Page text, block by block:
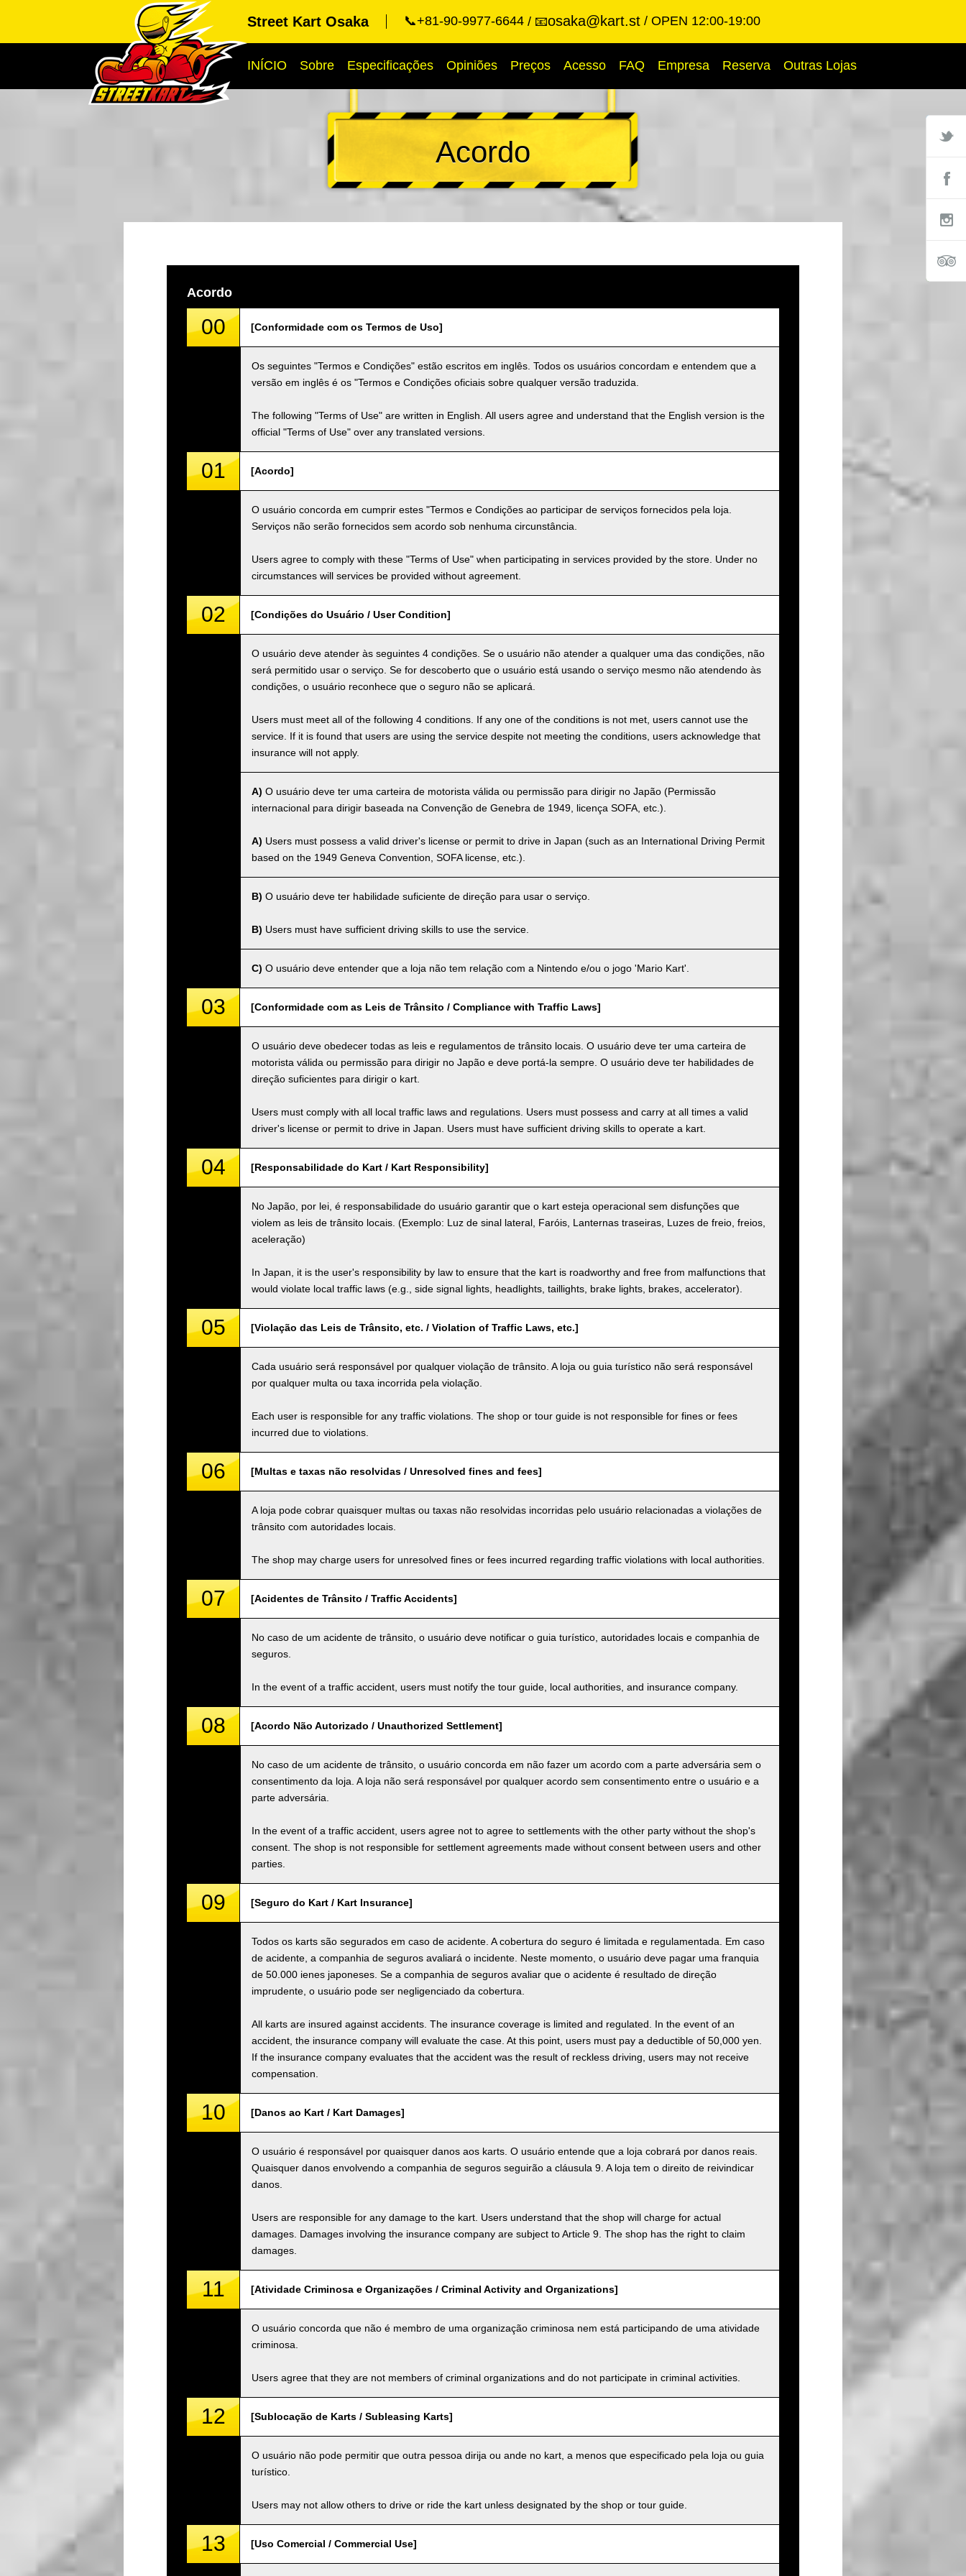
Street Kart Osaka 📞+81-90-9977-6644 📧osaka@kart.st OPEN 12:00-19:00
INÍCIO Sobre Especificações Opiniões Preços Acesso FAQ Empresa Reserva Outras Lojas
Acordo
Acordo
00 [Conformidade com os Termos de Uso]
Os seguintes "Termos e Condições" estão escritos em inglês. Todos os usuários concordam e entendem que a
versão em inglês é os "Termos e Condições oficiais sobre qualquer versão traduzida.
The following "Terms of Use" are written in English. All users agree and understand that the English version is the
official "Terms of Use" over any translated versions.
01 [Acordo]
O usuário concorda em cumprir estes "Termos e Condições ao participar de serviços fornecidos pela loja.
Serviços não serão fornecidos sem acordo sob nenhuma circunstância.
Users agree to comply with these "Terms of Use" when participating in services provided by the store. Under no
circumstances will services be provided without agreement.
02 [Condições do Usuário / User Condition]
O usuário deve atender às seguintes 4 condições. Se o usuário não atender a qualquer uma das condições, não
será permitido usar o serviço. Se for descoberto que o usuário está usando o serviço mesmo não atendendo às
condições, o usuário reconhece que o seguro não se aplicará.
Users must meet all of the following 4 conditions. If any one of the conditions is not met, users cannot use the
service. If it is found that users are using the service despite not meeting the conditions, users acknowledge that
insurance will not apply.
A) O usuário deve ter uma carteira de motorista válida ou permissão para dirigir no Japão (Permissão
internacional para dirigir baseada na Convenção de Genebra de 1949, licença SOFA, etc.).
A) Users must possess a valid driver's license or permit to drive in Japan (such as an International Driving Permit
based on the 1949 Geneva Convention, SOFA license, etc.).
B) O usuário deve ter habilidade suficiente de direção para usar o serviço.
B) Users must have sufficient driving skills to use the service.
C) O usuário deve entender que a loja não tem relação com a Nintendo e/ou o jogo 'Mario Kart'.
03 [Conformidade com as Leis de Trânsito / Compliance with Traffic Laws]
O usuário deve obedecer todas as leis e regulamentos de trânsito locais. O usuário deve ter uma carteira de
motorista válida ou permissão para dirigir no Japão e deve portá-la sempre. O usuário deve ter habilidades de
direção suficientes para dirigir o kart.
Users must comply with all local traffic laws and regulations. Users must possess and carry at all times a valid
driver's license or permit to drive in Japan. Users must have sufficient driving skills to operate a kart.
04 [Responsabilidade do Kart / Kart Responsibility]
No Japão, por lei, é responsabilidade do usuário garantir que o kart esteja operacional sem disfunções que
violem as leis de trânsito locais. (Exemplo: Luz de sinal lateral, Faróis, Lanternas traseiras, Luzes de freio, freios,
aceleração)
In Japan, it is the user's responsibility by law to ensure that the kart is roadworthy and free from malfunctions that
would violate local traffic laws (e.g., side signal lights, headlights, taillights, brake lights, brakes, accelerator).
05 [Violação das Leis de Trânsito, etc. / Violation of Traffic Laws, etc.]
Cada usuário será responsável por qualquer violação de trânsito. A loja ou guia turístico não será responsável
por qualquer multa ou taxa incorrida pela violação.
Each user is responsible for any traffic violations. The shop or tour guide is not responsible for fines or fees
incurred due to violations.
06 [Multas e taxas não resolvidas / Unresolved fines and fees]
A loja pode cobrar quaisquer multas ou taxas não resolvidas incorridas pelo usuário relacionadas a violações de
trânsito com autoridades locais.
The shop may charge users for unresolved fines or fees incurred regarding traffic violations with local authorities.
07 [Acidentes de Trânsito / Traffic Accidents]
No caso de um acidente de trânsito, o usuário deve notificar o guia turístico, autoridades locais e companhia de
seguros.
In the event of a traffic accident, users must notify the tour guide, local authorities, and insurance company.
08 [Acordo Não Autorizado / Unauthorized Settlement]
No caso de um acidente de trânsito, o usuário concorda em não fazer um acordo com a parte adversária sem o
consentimento da loja. A loja não será responsável por qualquer acordo sem consentimento entre o usuário e a
parte adversária.
In the event of a traffic accident, users agree not to agree to settlements with the other party without the shop's
consent. The shop is not responsible for settlement agreements made without consent between users and other
parties.
09 [Seguro do Kart / Kart Insurance]
Todos os karts são segurados em caso de acidente. A cobertura do seguro é limitada e regulamentada. Em caso
de acidente, a companhia de seguros avaliará o incidente. Neste momento, o usuário deve pagar uma franquia
de 50.000 ienes japoneses. Se a companhia de seguros avaliar que o acidente é resultado de direção
imprudente, o usuário pode ser negligenciado da cobertura.
All karts are insured against accidents. The insurance coverage is limited and regulated. In the event of an
accident, the insurance company will evaluate the case. At this point, users must pay a deductible of 50,000 yen.
If the insurance company evaluates that the accident was the result of reckless driving, users may not receive
compensation.
10 [Danos ao Kart / Kart Damages]
O usuário é responsável por quaisquer danos aos karts. O usuário entende que a loja cobrará por danos reais.
Quaisquer danos envolvendo a companhia de seguros seguirão a cláusula 9. A loja tem o direito de reivindicar
danos.
Users are responsible for any damage to the kart. Users understand that the shop will charge for actual
damages. Damages involving the insurance company are subject to Article 9. The shop has the right to claim
damages.
11 [Atividade Criminosa e Organizações / Criminal Activity and Organizations]
O usuário concorda que não é membro de uma organização criminosa nem está participando de uma atividade
criminosa.
Users agree that they are not members of criminal organizations and do not participate in criminal activities.
12 [Sublocação de Karts / Subleasing Karts]
O usuário não pode permitir que outra pessoa dirija ou ande no kart, a menos que especificado pela loja ou guia
turístico.
Users may not allow others to drive or ride the kart unless designated by the shop or tour guide.
13 [Uso Comercial / Commercial Use]